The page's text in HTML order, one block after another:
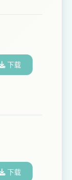
下载
下载